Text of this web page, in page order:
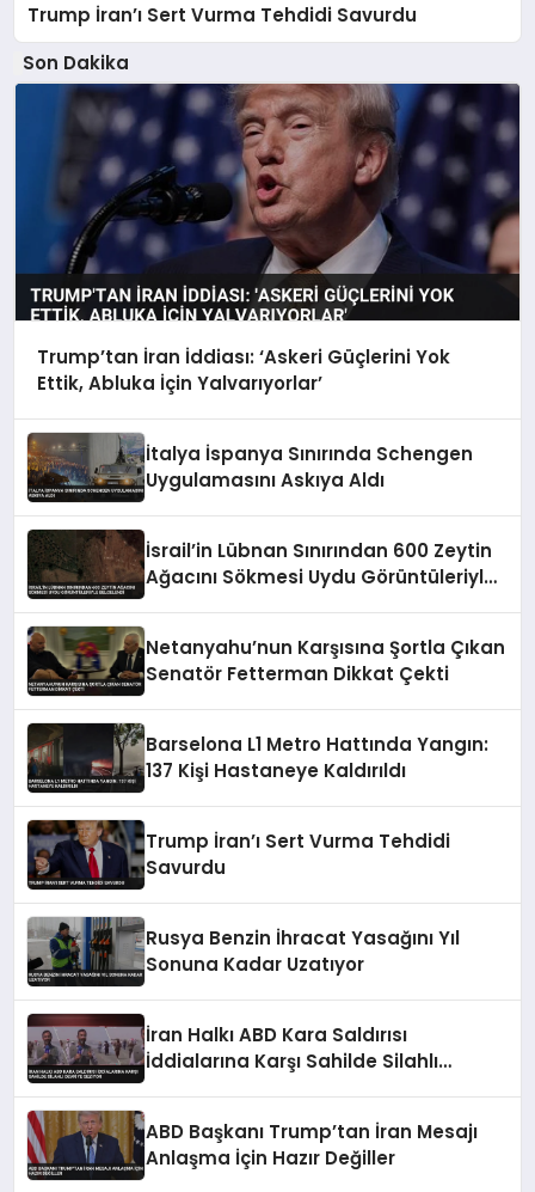
Trump İran’ı Sert Vurma Tehdidi Savurdu
Son Dakika
Trump’tan İran İddiası: ‘Askeri Güçlerini Yok
Ettik, Abluka İçin Yalvarıyorlar’
İtalya İspanya Sınırında Schengen
Uygulamasını Askıya Aldı
İsrail’in Lübnan Sınırından 600 Zeytin
Ağacını Sökmesi Uydu Görüntüleriyle
Netanyahu’nun Karşısına Şortla Çıkan
Senatör Fetterman Dikkat Çekti
Barselona L1 Metro Hattında Yangın:
137 Kişi Hastaneye Kaldırıldı
Trump İran’ı Sert Vurma Tehdidi
Savurdu
Rusya Benzin İhracat Yasağını Yıl
Sonuna Kadar Uzatıyor
İran Halkı ABD Kara Saldırısı
İddialarına Karşı Sahilde Silahlı
ABD Başkanı Trump’tan İran Mesajı
Anlaşma İçin Hazır Değiller